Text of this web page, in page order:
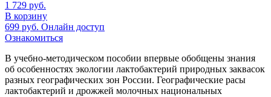
1 729 руб.
В корзину
699 руб. Онлайн доступ
Ознакомиться
В учебно-методическом пособии впервые обобщены знания
об особенностях экологии лактобактерий природных заквасок
разных географических зон России. Географические расы
лактобактерий и дрожжей молочных национальных